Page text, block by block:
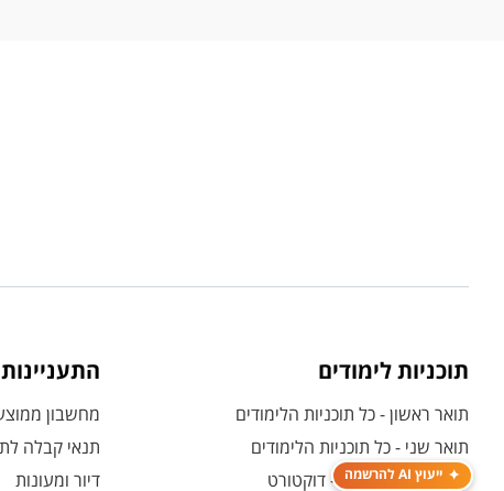
ייעוץ AI להרשמה
תוכניות לימודים
תואר ראשון - כל תוכניות הלימודים
תואר שני - כל תוכניות הלימודים
לימודי תואר שלישי - דוקטורט
מחשבון
תנאי קבלה
דיור ומעונות